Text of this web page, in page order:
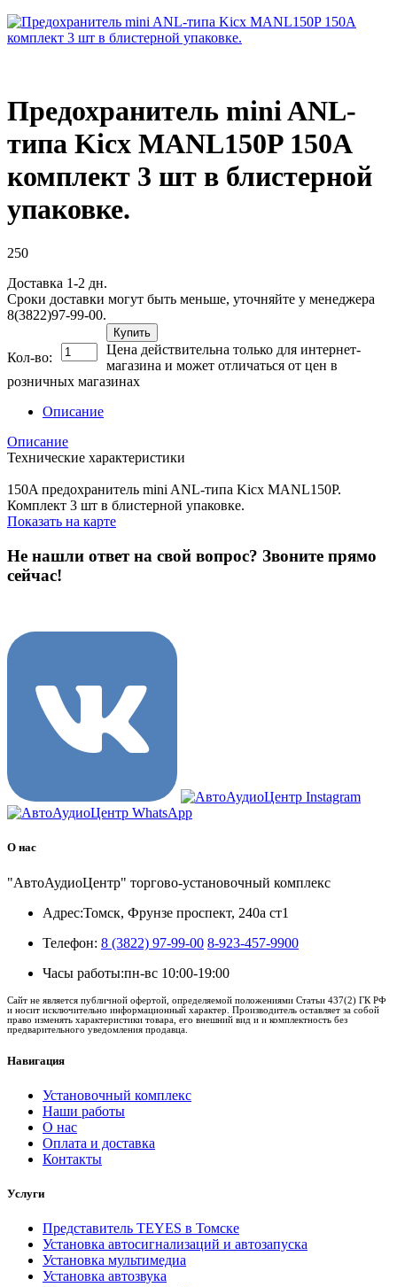
Предохранитель mini ANL-
типа Kicx MANL150P 150A
комплект 3 шт в блистерной
упаковке.
250
Доставка 1-2 дн.
Сроки доставки могут быть меньше, уточняйте у менеджера
8(3822)97-99-00.
Кол-во:
Купить
Цена действительна только для интернет-
магазина и может отличаться от цен в
розничных магазинах
Описание
Описание
Технические характеристики
150A предохранитель mini ANL-типа Kicx MANL150P.
Комплект 3 шт в блистерной упаковке.
Показать на карте
Не нашли ответ на свой вопрос? Звоните прямо
сейчас!
О нас
"АвтоАудиоЦентр" торгово-установочный комплекс
Адрес:Томск, Фрунзе проспект, 240а ст1
Телефон: 8 (3822) 97-99-00 8-923-457-9900
Часы работы:пн-вс 10:00-19:00
Сайт не является публичной офертой, определяемой положениями Статьи 437(2) ГК РФ
и носит исключительно информационный характер. Производитель оставляет за собой
право изменять характеристики товара, его внешний вид и и комплектность без
предварительного уведомления продавца.
Навигация
Установочный комплекс
Наши работы
О нас
Оплата и доставка
Контакты
Услуги
Представитель TEYES в Томске
Установка автосигнализаций и автозапуска
Установка мультимедиа
Установка автозвука